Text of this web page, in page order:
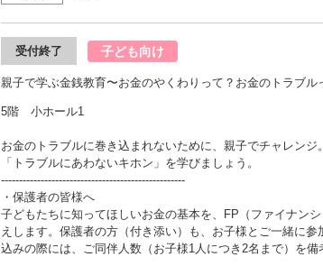
受付終了 子ども向け
親子で学ぶ金銭教育〜お金のやくわりって？お金のトラブル
5階 小ホール1
お金のトラブルに巻き込まれないために、親子でチャレン
「トラブルにあわないキホン」を学びましょう。
---------------------------------------------------
・保護者の皆様へ
子どもたちに知ってほしいお金の基本を、FP（ファイナン
えします。保護者の方（付き添い）も、お子様とご一緒に
込みの際には、ご同伴人数（お子様1人につき2名まで）を備